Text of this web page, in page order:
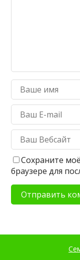
Сохраните
браузере для